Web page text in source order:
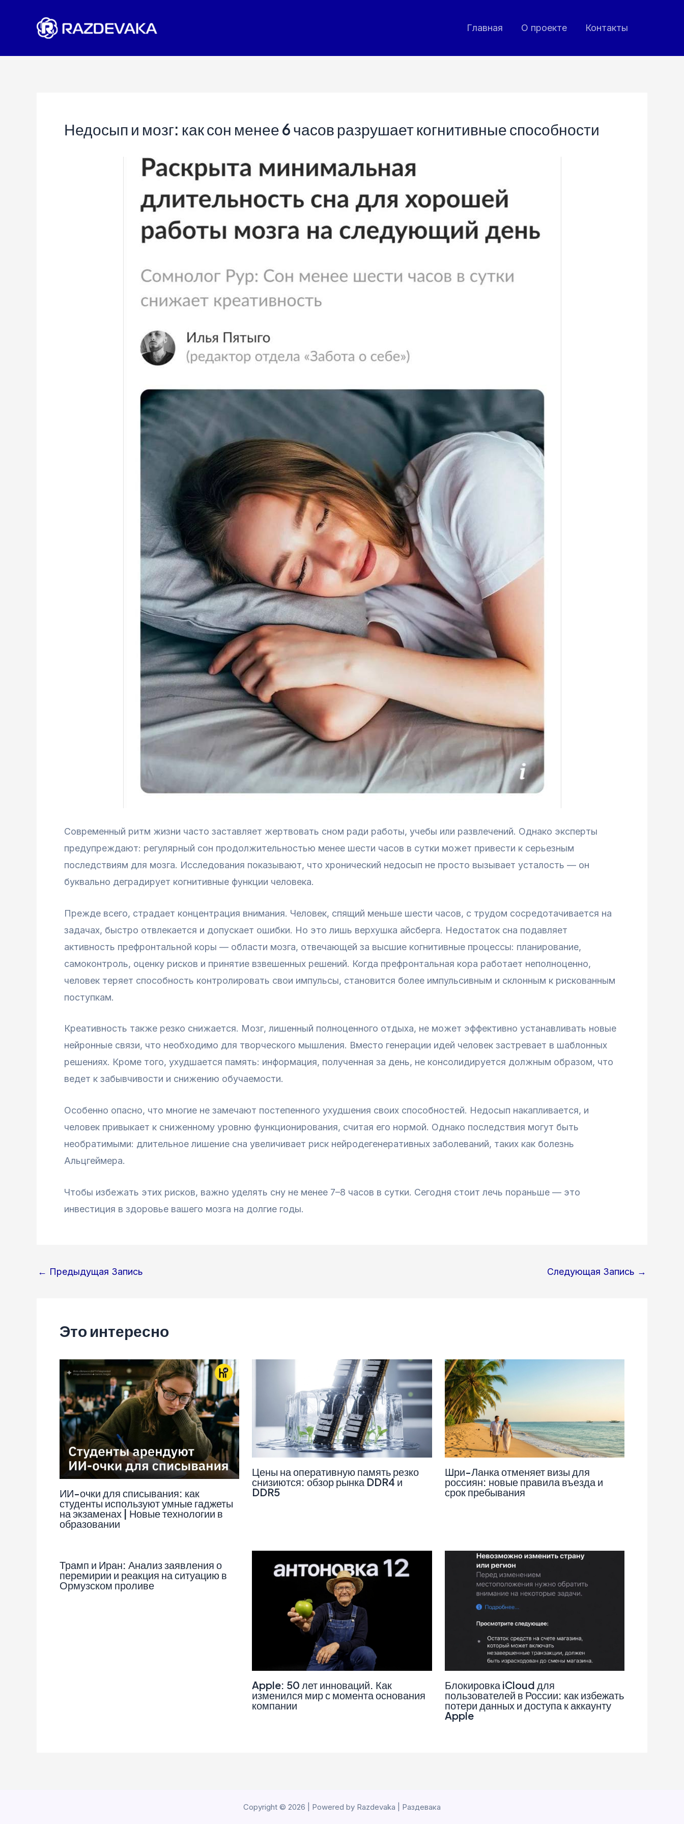
содержимому
Главная О проекте Контакты
Недосып и мозг: как сон менее 6 часов разрушает когнитивные способности
Современный ритм жизни часто заставляет жертвовать сном ради работы, учебы или развлечений. Однако эксперты
предупреждают: регулярный сон продолжительностью менее шести часов в сутки может привести к серьезным
последствиям для мозга. Исследования показывают, что хронический недосып не просто вызывает усталость — он
буквально деградирует когнитивные функции человека.
Прежде всего, страдает концентрация внимания. Человек, спящий меньше шести часов, с трудом сосредотачивается на
задачах, быстро отвлекается и допускает ошибки. Но это лишь верхушка айсберга. Недостаток сна подавляет
активность префронтальной коры — области мозга, отвечающей за высшие когнитивные процессы: планирование,
самоконтроль, оценку рисков и принятие взвешенных решений. Когда префронтальная кора работает неполноценно,
человек теряет способность контролировать свои импульсы, становится более импульсивным и склонным к рискованным
поступкам.
Креативность также резко снижается. Мозг, лишенный полноценного отдыха, не может эффективно устанавливать новые
нейронные связи, что необходимо для творческого мышления. Вместо генерации идей человек застревает в шаблонных
решениях. Кроме того, ухудшается память: информация, полученная за день, не консолидируется должным образом, что
ведет к забывчивости и снижению обучаемости.
Особенно опасно, что многие не замечают постепенного ухудшения своих способностей. Недосып накапливается, и
человек привыкает к сниженному уровню функционирования, считая его нормой. Однако последствия могут быть
необратимыми: длительное лишение сна увеличивает риск нейродегенеративных заболеваний, таких как болезнь
Альцгеймера.
Чтобы избежать этих рисков, важно уделять сну не менее 7–8 часов в сутки. Сегодня стоит лечь пораньше — это
инвестиция в здоровье вашего мозга на долгие годы.
Навигация
← Предыдущая Запись Следующая Запись →
Это интересно
ИИ-очки для списывания: как
студенты используют умные гаджеты
на экзаменах | Новые технологии в
образовании
Цены на оперативную память резко
снизиются: обзор рынка DDR4 и
DDR5
Шри-Ланка отменяет визы для
россиян: новые правила въезда и
срок пребывания
Трамп и Иран: Анализ заявления о
перемирии и реакция на ситуацию в
Ормузском проливе
Apple: 50 лет инноваций. Как
изменился мир с момента основания
компании
Блокировка iCloud для
пользователей в России: как избежать
потери данных и доступа к аккаунту
Apple
Copyright © 2026 | Powered by Razdevaka | Раздевака